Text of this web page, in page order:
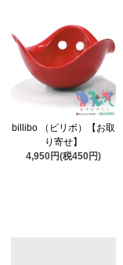
billibo （ビリボ）【お取
り寄せ】
4,950円(税450円)